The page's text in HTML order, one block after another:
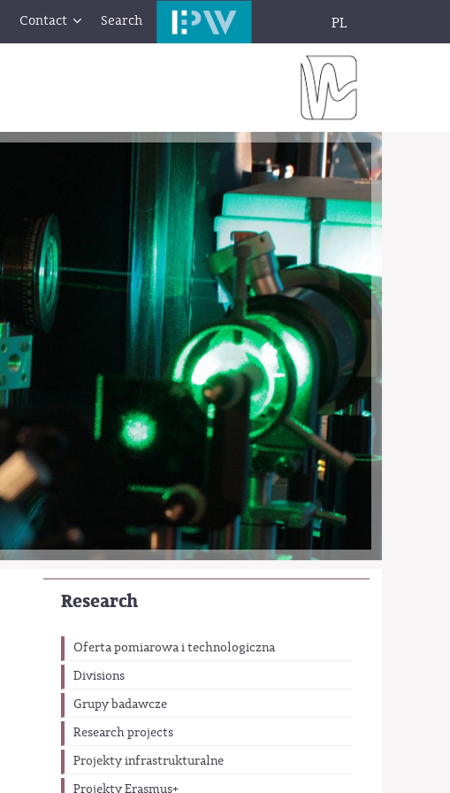
Contact Search PL
Research
Oferta pomiarowa i technologiczna
Divisions
Grupy badawcze
Research projects
Projekty infrastrukturalne
Projekty Erasmus+